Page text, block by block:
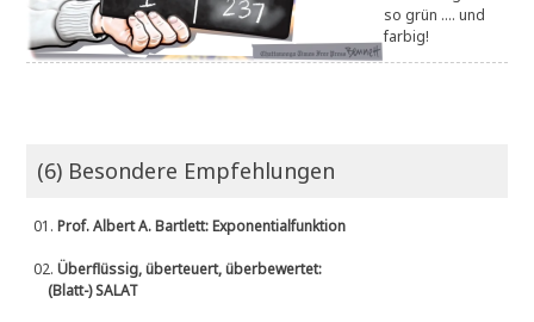
so grün .... und
farbig!
(6) Besondere Empfehlungen
01.Prof. Albert A. Bartlett: Exponentialfunktion
02.Überflüssig, überteuert, überbewertet:
(Blatt-) SALAT